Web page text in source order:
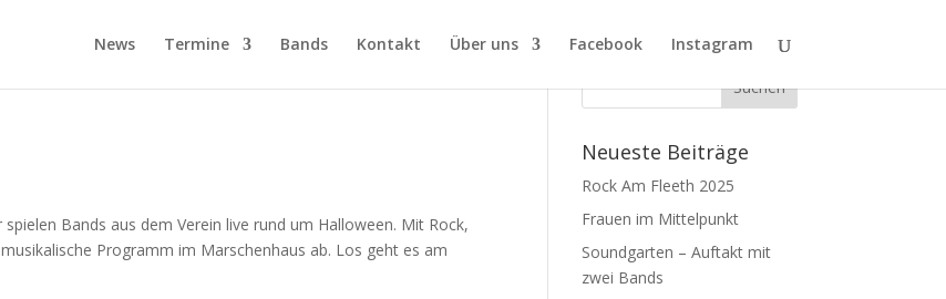
News Termine Bands Kontakt Über uns Facebook Instagram
Bands aus dem Verein live rund um Halloween. Mit Rock,
Programm im Marschenhaus ab. Los geht es am
Neueste Beiträge
Rock Am Fleeth 2025
Frauen im Mittelpunkt
Soundgarten – Auftakt mit
zwei Bands